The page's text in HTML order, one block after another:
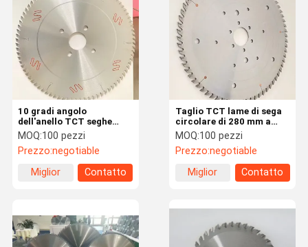
10 gradi angolo
dell'anello TCT seghe
circolari per prestazioni
di taglio costanti
MOQ:100 pezzi
Prezzo:negotiable
Miglior
Contatto
Taglio TCT lame di sega
circolare di 280 mm a
1825 mm di diametro per
la fabbricazione di
metalli
MOQ:100 pezzi
Prezzo:negotiable
Miglior
Contatto